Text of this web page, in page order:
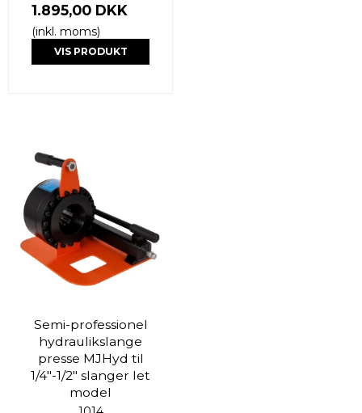
1.895,00 DKK
(inkl. moms)
VIS PRODUKT
Semi-professionel
hydraulikslange
presse MJHyd til
1/4"-1/2" slanger let
model